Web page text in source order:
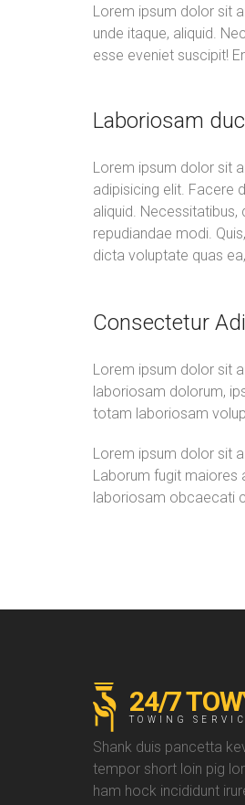
Lorem ipsum dolor sit
unde itaque, aliquid.
esse eveniet suscipit!
Laboriosam
Lorem ipsum dolor sit
adipisicing elit. Facere
aliquid.
repudiandae modi.
dicta voluptate quas
Consectetur
Lorem ipsum dolor sit
laboriosam dolorum,
totam laboriosam
Lorem ipsum dolor sit
Laborum fugit maiores
laboriosam obcaecati
24/7
TOWING
Shank duis pancetta
tempor short loin pig
ham hock incididunt